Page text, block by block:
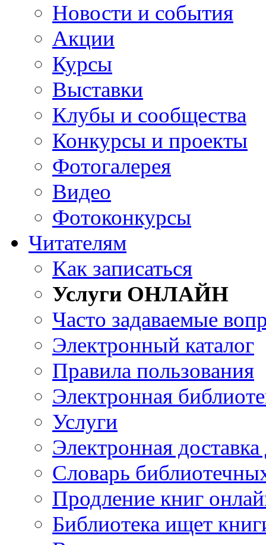
Новости и события
Акции
Курсы
Выставки
Клубы и сообщества
Конкурсы и проекты
Фотогалерея
Видео
Фотоконкурсы
Читателям
Как записаться
Услуги ОНЛАЙН
Часто задаваемые
Электронный каталог
Правила пользования
Электронная
Услуги
Электронная
Словарь
Продление книг
Библиотека ищет